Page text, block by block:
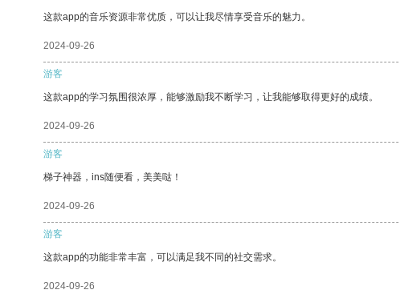
这款app的音乐资源非常优质，可以让我尽情享受音乐的魅力。
2024-09-26
游客
这款app的学习氛围很浓厚，能够激励我不断学习，让我能够取得更好的成绩。
2024-09-26
游客
梯子神器，ins随便看，美美哒！
2024-09-26
游客
这款app的功能非常丰富，可以满足我不同的社交需求。
2024-09-26